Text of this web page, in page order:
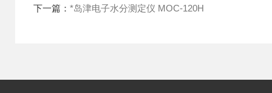
下一篇： *岛津电子水分测定仪 MOC-120H